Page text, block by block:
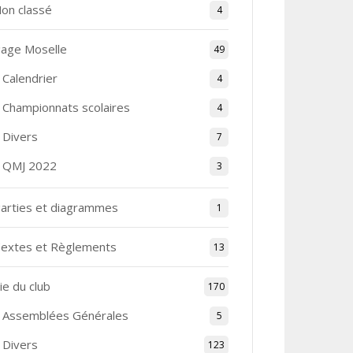
classé 4
Moselle 49
Calendrier 4
Championnats scolaires 4
Divers 7
QMJ 2022 3
et diagrammes 1
et Règlements 13
du club 170
Assemblées Générales 5
Divers 123